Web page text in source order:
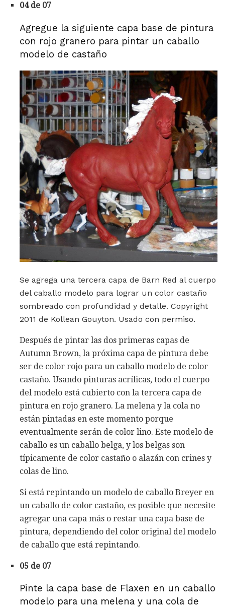
04 de 07
Agregue la siguiente capa base de pintura
con rojo granero para pintar un caballo
modelo de castaño
Se agrega una tercera capa de Barn Red al cuerpo
del caballo modelo para lograr un color castaño
sombreado con profundidad y detalle. Copyright
2011 de Kollean Gouyton. Usado con permiso.
Después de pintar las dos primeras capas de
Autumn Brown, la próxima capa de pintura debe
ser de color rojo para un caballo modelo de color
castaño. Usando pinturas acrílicas, todo el cuerpo
del modelo está cubierto con la tercera capa de
pintura en rojo granero. La melena y la cola no
están pintadas en este momento porque
eventualmente serán de color lino. Este modelo de
caballo es un caballo belga, y los belgas son
típicamente de color castaño o alazán con crines y
colas de lino.
Si está repintando un modelo de caballo Breyer en
un caballo de color castaño, es posible que necesite
agregar una capa más o restar una capa base de
pintura, dependiendo del color original del modelo
de caballo que está repintando.
05 de 07
Pinte la capa base de Flaxen en un caballo
modelo para una melena y una cola de